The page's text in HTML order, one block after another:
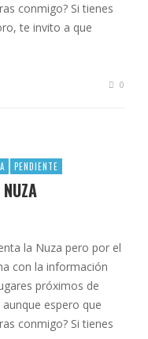
conmigo? Si tienes
te invito a que
0
PENDIENTE
la Nuza pero por el
con la información
próximos de
espero que
conmigo? Si tienes